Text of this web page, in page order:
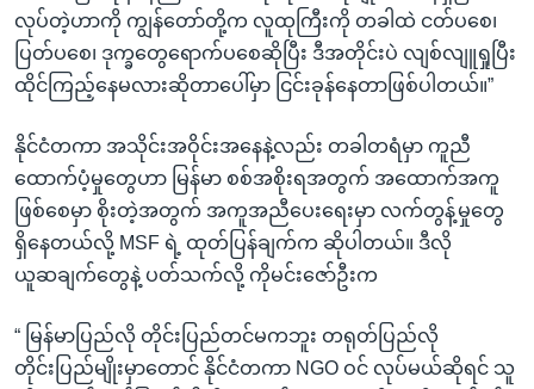
လုပ်တဲ့ဟာကို ကျွန်တော်တို့က လူထုကြီးကို တခါထဲ ငတ်ပစေ၊
ပြတ်ပစေ၊ ဒုက္ခတွေရောက်ပစေဆိုပြီး ဒီအတိုင်းပဲ လျစ်လျူရှုပြီး
ထိုင်ကြည့်နေမလားဆိုတာပေါ်မှာ ငြင်းခုန်နေတာဖြစ်ပါတယ်။”
နိုင်ငံတကာ အသိုင်းအဝိုင်းအနေနဲ့လည်း တခါတရံမှာ ကူညီ
ထောက်ပံ့မှုတွေဟာ မြန်မာ စစ်အစိုးရအတွက် အထောက်အကူ
ဖြစ်စေမှာ စိုးတဲ့အတွက် အကူအညီပေးရေးမှာ လက်တွန့်မှုတွေ
ရှိနေတယ်လို့ MSF ရဲ့ ထုတ်ပြန်ချက်က ဆိုပါတယ်။ ဒီလို
ယူဆချက်တွေနဲ့ ပတ်သက်လို့ ကိုမင်းဇော်ဦးက
“ မြန်မာပြည်လို တိုင်းပြည်တင်မကဘူး တရုတ်ပြည်လို
တိုင်းပြည်မျိုးမှာတောင် နိုင်ငံတကာ NGO ဝင် လုပ်မယ်ဆိုရင် သူ